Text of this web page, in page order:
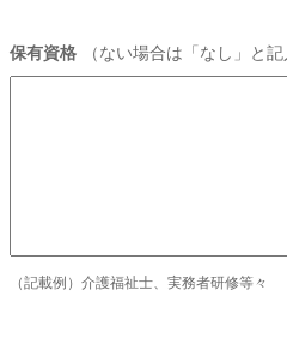
保有資格 （ない場合は「なし」と記
（記載例）介護福祉士、実務者研修等々